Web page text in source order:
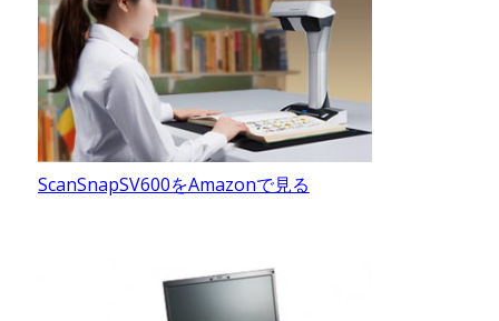
ScanSnapSV600をAmazonで見る